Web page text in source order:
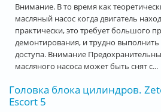
Внимание. В то время как
масляный насос когда двигатель
практически, это требует большого
демонтирования, и трудно выполнить
доступа. Внимание
масляного насоса может быть снят с...
Головка блока цилиндров.
Escort 5